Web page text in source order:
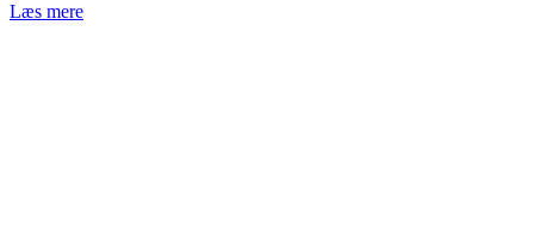
Læs mere